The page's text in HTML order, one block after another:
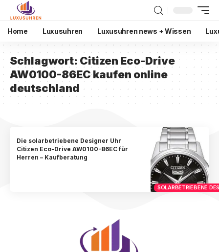
Home Luxusuhren Luxusuhren news + Wissen
Schlagwort: Citizen Eco-Drive
AW0100-86EC kaufen online
deutschland
SOLARBETRIEBENE
Die solarbetriebene Designer Uhr
Citizen Eco-Drive AW0100-86EC für
Herren – Kaufberatung